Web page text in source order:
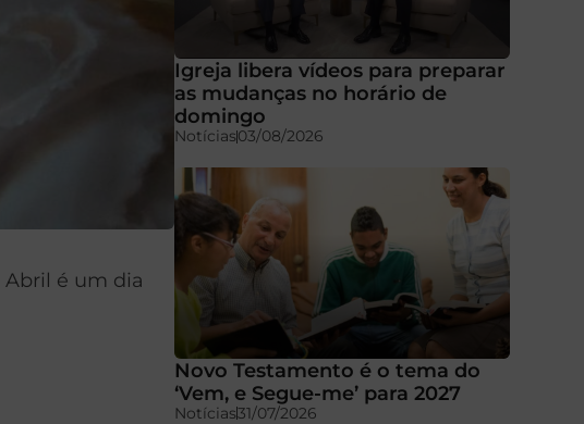
Abril é um dia
Igreja libera vídeos para preparar
as mudanças no horário de
domingo
Notícias03/08/2026
Novo Testamento é o tema do
‘Vem, e Segue-me’ para 2027
Notícias31/07/2026